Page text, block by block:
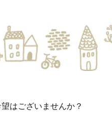
はございませんか？